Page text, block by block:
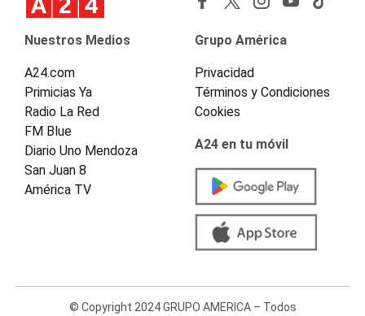
Nuestros Medios
A24.com
Primicias Ya
Radio La Red
FM Blue
Diario Uno Mendoza
San Juan 8
América TV
Grupo América
Privacidad
Términos y Condiciones
Cookies
A24 en tu móvil
© Copyright 2024 GRUPO AMERICA – Todos